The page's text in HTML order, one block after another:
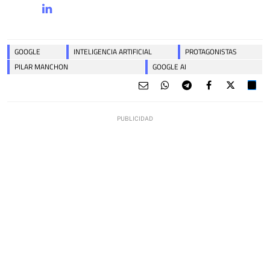
GOOGLE INTELIGENCIA ARTIFICIAL
PROTAGONISTAS
PILAR MANCHON
GOOGLE AI